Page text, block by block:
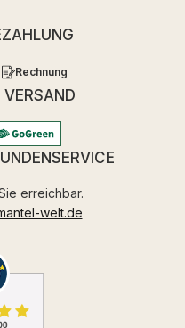
Rechnung
VERSAND
erreichbar.
welt.de